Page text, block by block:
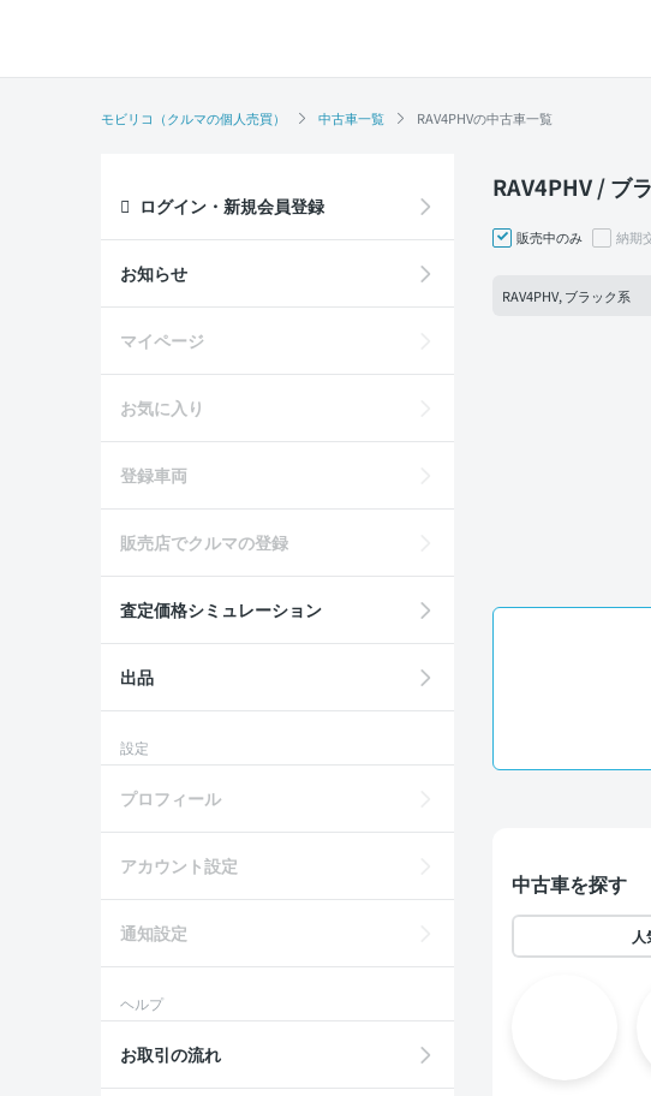
モビリコ（クルマの個人売買） 中古車一覧 RAV4PHVの中古車一覧
RAV4PHV / ブ
販売中のみ 納期
RAV4PHV, ブラック系
中古車を探す
ログイン・新規会員登録
お知らせ
マイページ
お気に入り
登録車両
販売店でクルマの登録
査定価格シミュレーション
出品
設定
プロフィール
アカウント設定
通知設定
ヘルプ
お取引の流れ